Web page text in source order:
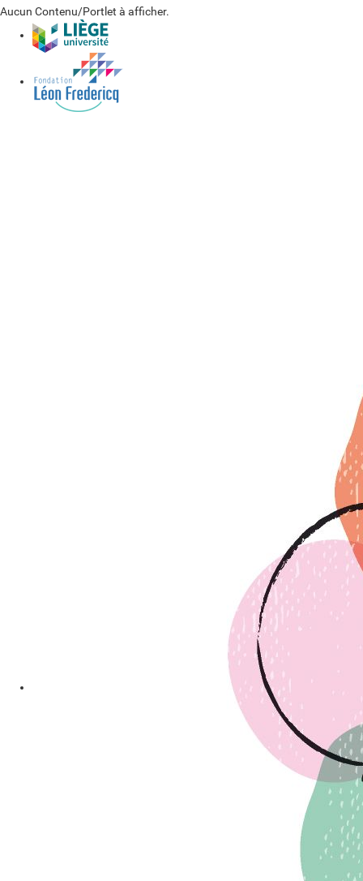
Aucun Contenu/Portlet à afficher.